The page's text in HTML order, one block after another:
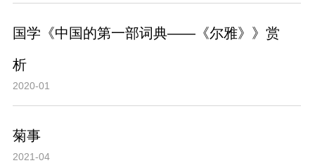
国学《中国的第一部词典——《尔雅》》赏
析
2020-01
菊事
2021-04